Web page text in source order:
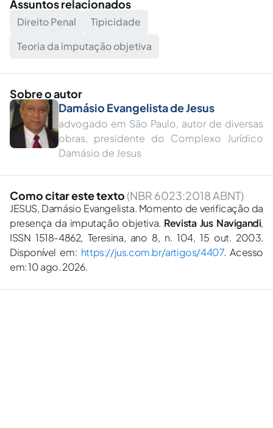
Assuntos relacionados
Direito Penal
Tipicidade
Teoria da imputação objetiva
Sobre o autor
Damásio Evangelista de Jesus
advogado em São Paulo, autor de diversas
obras, presidente do Complexo Jurídico
Damásio de Jesus
Como citar este texto (NBR 6023:2018 ABNT)
JESUS, Damásio Evangelista. Momento de verificação da
presença da imputação objetiva. Revista Jus Navigandi,
ISSN 1518-4862, Teresina, ano 8, n. 104, 15 out. 2003.
Disponível em: https://jus.com.br/artigos/4407. Acesso
em: 10 ago. 2026.